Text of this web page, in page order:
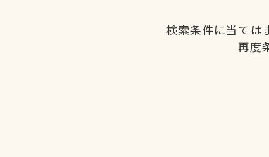
検索条件に当ては
再度